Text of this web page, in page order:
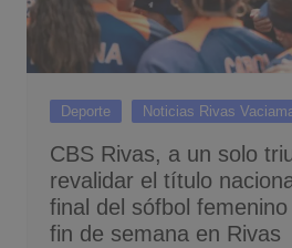
Deporte Noticias Rivas
CBS Rivas, a un solo
revalidar el título
final del sófbol
fin de semana en Rivas